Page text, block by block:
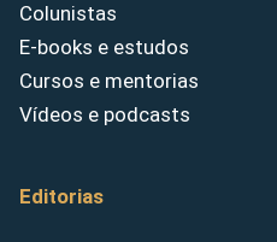
Colunistas
E-books e estudos
Cursos e mentorias
Vídeos e podcasts
Editorias